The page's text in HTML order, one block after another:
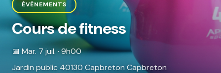
ÉVÉNEMENTS
Cours de fitness
📅 Mar. 7 juil. · 9h00
Jardin public 40130 Capbreton Capbreton